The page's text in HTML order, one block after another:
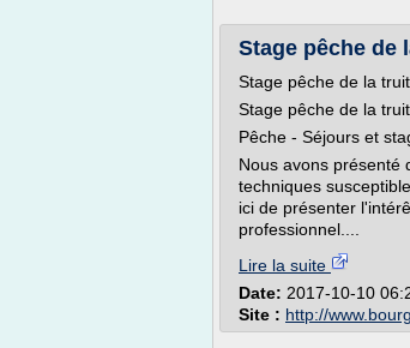
Stage pêche de
Stage pêche de la
Stage pêche de la
Pêche - Séjours et
Nous avons présenté
techniques
ici de présenter
professionnel....
Lire la suite
Date: 2017-10-10
Site : http://